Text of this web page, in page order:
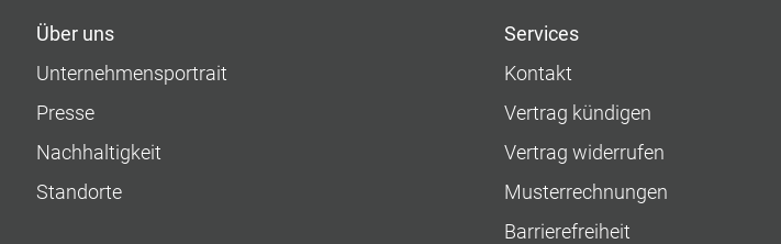
Über uns
Unternehmens­portrait
Presse
Nachhaltigkeit
Standorte
Services
Kontakt
Vertrag kündigen
Vertrag widerrufen
Musterrechnungen
Barrierefreiheit